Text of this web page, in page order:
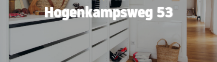
Hogenkampsweg 53